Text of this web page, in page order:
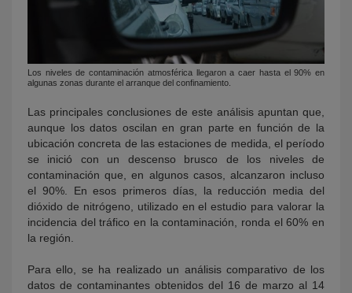
Los niveles de contaminación atmosférica llegaron a caer hasta el 90% en
algunas zonas durante el arranque del confinamiento.
Las principales conclusiones de este análisis apuntan que,
aunque los datos oscilan en gran parte en función de la
ubicación concreta de las estaciones de medida, el período
se inició con un descenso brusco de los niveles de
contaminación que, en algunos casos, alcanzaron incluso
el 90%. En esos primeros días, la reducción media del
dióxido de nitrógeno, utilizado en el estudio para valorar la
incidencia del tráfico en la contaminación, ronda el 60% en
la región.
Para ello, se ha realizado un análisis comparativo de los
datos de contaminantes obtenidos del 16 de marzo al 14